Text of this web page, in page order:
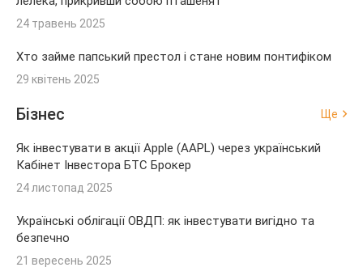
24 травень 2025
Хто займе папський престол і стане новим понтифіком
29 квітень 2025
Бізнес Ще
Як інвестувати в акції Apple (AAPL) через український
Кабінет Інвестора БТС Брокер
24 листопад 2025
Українські облігації ОВДП: як інвестувати вигідно та
безпечно
21 вересень 2025